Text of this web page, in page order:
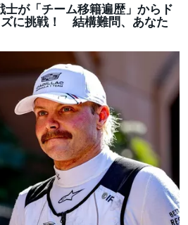
士が「チーム移籍遍歴」からド
に挑戦！ 結構難問、あなた